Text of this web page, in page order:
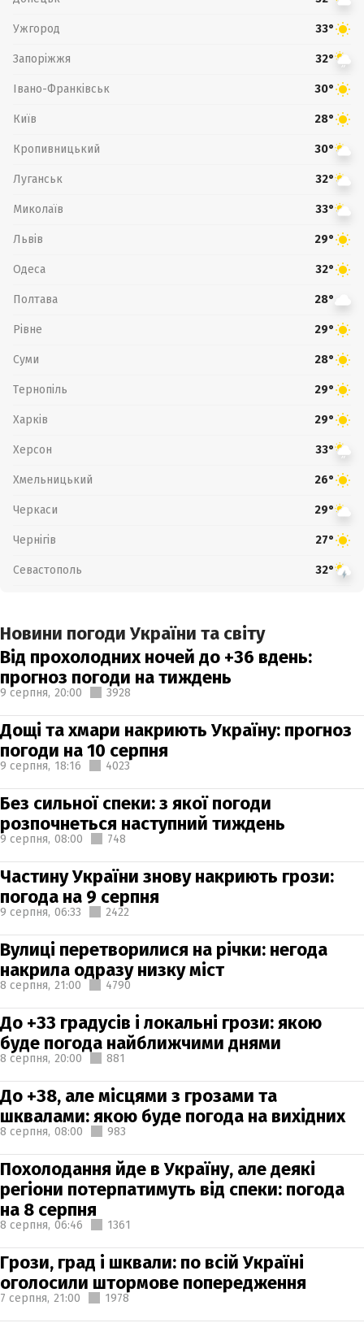
Ужгород 33°
Запоріжжя 32°
Івано-Франківськ 30°
Київ 28°
Кропивницький 30°
Луганськ 32°
Миколаїв 33°
Львів 29°
Одеса 32°
Полтава 28°
Рівне 29°
Суми 28°
Тернопіль 29°
Харків 29°
Херсон 33°
Хмельницький 26°
Черкаси 29°
Чернігів 27°
Севастополь 32°
Новини погоди України та світу
Від прохолодних ночей до +36 вдень:
прогноз погоди на тиждень
9 серпня, 20:00 3928
Дощі та хмари накриють Україну: прогноз
погоди на 10 серпня
9 серпня, 18:16 4023
Без сильної спеки: з якої погоди
розпочнеться наступний тиждень
9 серпня, 08:00 748
Частину України знову накриють грози:
погода на 9 серпня
9 серпня, 06:33 2422
Вулиці перетворилися на річки: негода
накрила одразу низку міст
8 серпня, 21:00 4790
До +33 градусів і локальні грози: якою
буде погода найближчими днями
8 серпня, 20:00 881
До +38, але місцями з грозами та
шквалами: якою буде погода на вихідних
8 серпня, 08:00 983
Похолодання йде в Україну, але деякі
регіони потерпатимуть від спеки: погода
на 8 серпня
8 серпня, 06:46 1361
Грози, град і шквали: по всій Україні
оголосили штормове попередження
7 серпня, 21:00 1978